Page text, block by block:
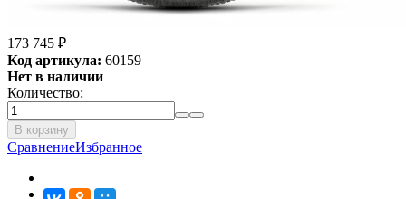
173 745 ₽
Код артикула: 60159
Нет в наличии
Количество:
В корзину
СравнениеИзбранное